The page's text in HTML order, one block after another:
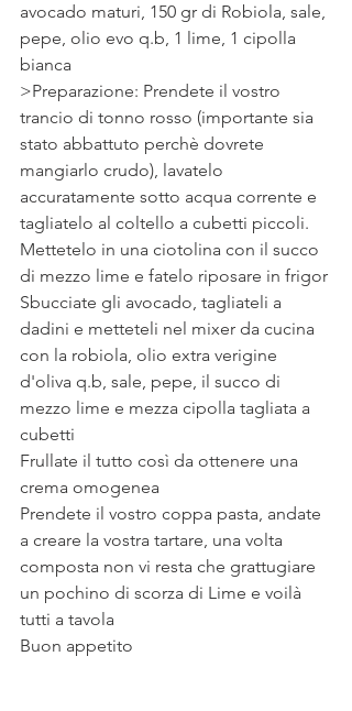
avocado maturi, 150 gr di Robiola, sale,
pepe, olio evo q.b, 1 lime, 1 cipolla
bianca
>Preparazione: Prendete il vostro
trancio di tonno rosso (importante sia
stato abbattuto perchè dovrete
mangiarlo crudo), lavatelo
accuratamente sotto acqua corrente e
tagliatelo al coltello a cubetti piccoli.
Mettetelo in una ciotolina con il succo
di mezzo lime e fatelo riposare in frigor
Sbucciate gli avocado, tagliateli a
dadini e metteteli nel mixer da cucina
con la robiola, olio extra verigine
d'oliva q.b, sale, pepe, il succo di
mezzo lime e mezza cipolla tagliata a
cubetti
Frullate il tutto così da ottenere una
crema omogenea
Prendete il vostro coppa pasta, andate
a creare la vostra tartare, una volta
composta non vi resta che grattugiare
un pochino di scorza di Lime e voilà
tutti a tavola
Buon appetito